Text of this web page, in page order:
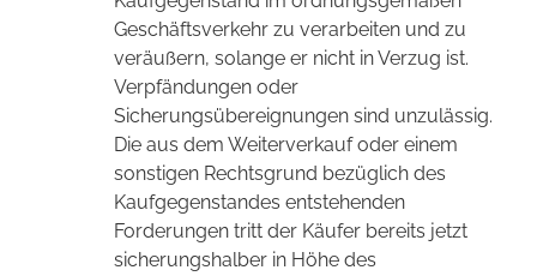
Geschäftsverkehr zu verarbeiten und zu
veräußern, solange er nicht in Verzug ist.
Verpfändungen oder
Sicherungsübereignungen sind unzulässig.
Die aus dem Weiterverkauf oder einem
sonstigen Rechtsgrund bezüglich des
Kaufgegenstandes entstehenden
Forderungen tritt der Käufer bereits jetzt
sicherungshalber in Höhe des